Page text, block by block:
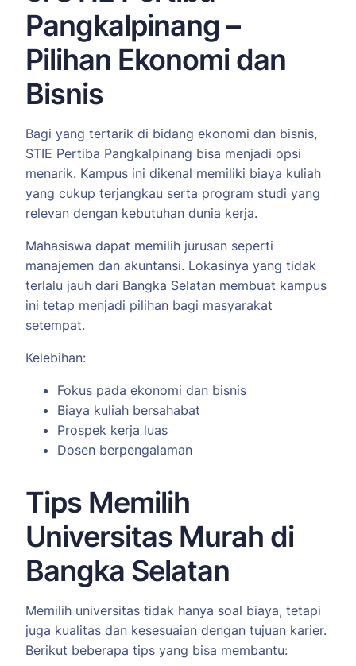
Pangkalpinang –
Pilihan Ekonomi dan
Bisnis
Bagi yang tertarik di bidang ekonomi dan bisnis,
STIE Pertiba Pangkalpinang bisa menjadi opsi
menarik. Kampus ini dikenal memiliki biaya kuliah
yang cukup terjangkau serta program studi yang
relevan dengan kebutuhan dunia kerja.
Mahasiswa dapat memilih jurusan seperti
manajemen dan akuntansi. Lokasinya yang tidak
terlalu jauh dari Bangka Selatan membuat kampus
ini tetap menjadi pilihan bagi masyarakat
setempat.
Kelebihan:
Fokus pada ekonomi dan bisnis
Biaya kuliah bersahabat
Prospek kerja luas
Dosen berpengalaman
Tips Memilih
Universitas Murah di
Bangka Selatan
Memilih universitas tidak hanya soal biaya, tetapi
juga kualitas dan kesesuaian dengan tujuan karier.
Berikut beberapa tips yang bisa membantu: